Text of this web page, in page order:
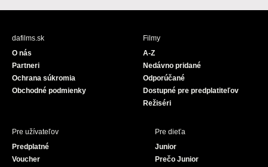
c
u
e
dafilms.sk
O nás
Partneri
Ochrana súkromia
Obchodné podmienky
Filmy
A-Z
Nedávno pridané
Odporúčané
Dostupné pre predplatiteľov
Režiséri
Pre užívateľov
Predplatné
Voucher
Pre dieťa
Junior
Prečo Junior